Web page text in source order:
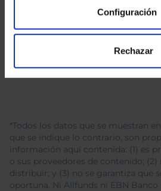
Configuración
Rechazar
*Todos los datos que se muestran
que se indique lo contrario, son
información aquí contenida: (1) es
o sus proveedores de contenido; (2)
distribuir; y (3) no se garantiza que
oportuna. Ni Allfunds ni EBN Banco